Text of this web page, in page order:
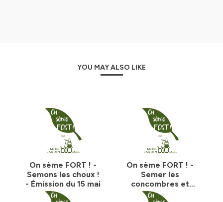
YOU MAY ALSO LIKE
On sème FORT ! -
Semons les choux !
- Émission du 15 mai
On sème FORT ! -
Semer les
concombres et
melon en pleine